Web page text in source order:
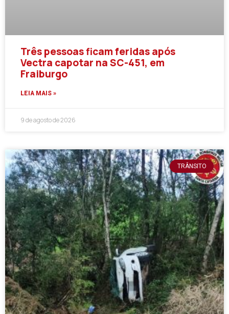
Três pessoas ficam feridas após
Vectra capotar na SC-451, em
Fraiburgo
LEIA MAIS »
9 de agosto de 2026
TRÂNSITO